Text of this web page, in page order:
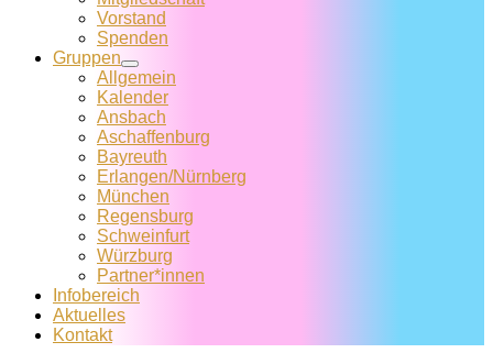
Vorstand
Spenden
Gruppen
Allgemein
Kalender
Ansbach
Aschaffenburg
Bayreuth
Erlangen/Nürnberg
München
Regensburg
Schweinfurt
Würzburg
Partner*innen
Infobereich
Aktuelles
Kontakt